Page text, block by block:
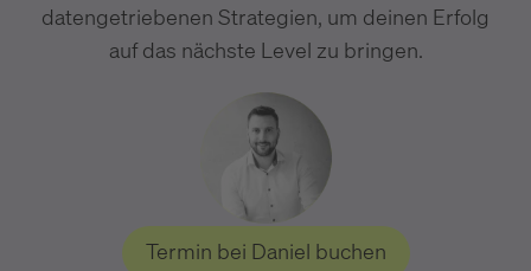
datengetriebenen Strategien, um deinen Erfolg
auf das nächste Level zu bringen.
Termin bei Daniel buchen